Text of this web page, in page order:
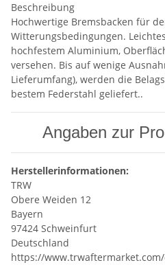
Beschreibung
Hochwertige Bremsbacken für
Witterungsbedingungen.
hochfestem Aluminium,
versehen. Bis auf wenige
Lieferumfang), werden die
bestem Federstahl geliefert..
Angaben zur
Herstellerinformationen:
TRW
Obere Weiden 12
Bayern
97424 Schweinfurt
Deutschland
https://